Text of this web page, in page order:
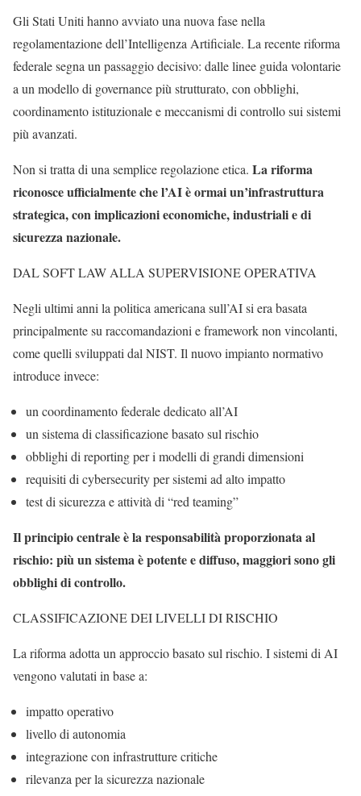
Gli Stati Uniti hanno avviato una nuova fase nella
regolamentazione dell’Intelligenza Artificiale. La recente riforma
federale segna un passaggio decisivo: dalle linee guida volontarie
a un modello di governance più strutturato, con obblighi,
coordinamento istituzionale e meccanismi di controllo sui sistemi
più avanzati.
Non si tratta di una semplice regolazione etica. La riforma
riconosce ufficialmente che l’AI è ormai un’infrastruttura
strategica, con implicazioni economiche, industriali e di
sicurezza nazionale.
DAL SOFT LAW ALLA SUPERVISIONE OPERATIVA
Negli ultimi anni la politica americana sull’AI si era basata
principalmente su raccomandazioni e framework non vincolanti,
come quelli sviluppati dal NIST. Il nuovo impianto normativo
introduce invece:
un coordinamento federale dedicato all’AI
un sistema di classificazione basato sul rischio
obblighi di reporting per i modelli di grandi dimensioni
requisiti di cybersecurity per sistemi ad alto impatto
test di sicurezza e attività di “red teaming”
Il principio centrale è la responsabilità proporzionata al
rischio: più un sistema è potente e diffuso, maggiori sono gli
obblighi di controllo.
CLASSIFICAZIONE DEI LIVELLI DI RISCHIO
La riforma adotta un approccio basato sul rischio. I sistemi di AI
vengono valutati in base a:
impatto operativo
livello di autonomia
integrazione con infrastrutture critiche
rilevanza per la sicurezza nazionale